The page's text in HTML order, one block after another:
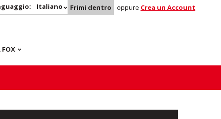
Italiano Frimi dentro oppure Crea un Account
FOX